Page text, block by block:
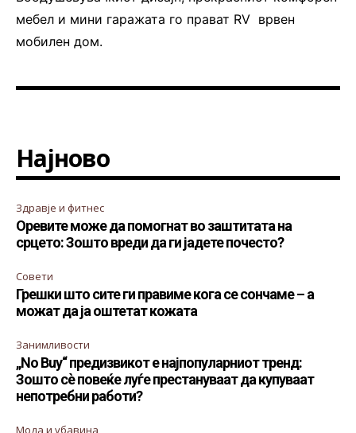
мебел и мини гаражата го прават RV врвен
мобилен дом.
Најново
Здравје и фитнес
Оревите може да помогнат во заштитата на
срцето: Зошто вреди да ги јадете почесто?
Совети
Грешки што сите ги правиме кога се сончаме – а
можат да ја оштетат кожата
Занимливости
„No Buy“ предизвикот е најпопуларниот тренд:
Зошто сè повеќе луѓе престануваат да купуваат
непотребни работи?
Мода и убавина